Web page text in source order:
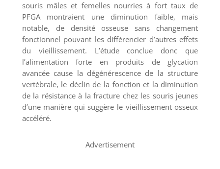
souris mâles et femelles nourries à fort taux de
PFGA montraient une diminution faible, mais
notable, de densité osseuse sans changement
fonctionnel pouvant les différencier d’autres effets
du vieillissement. L’étude conclue donc que
l’alimentation forte en produits de glycation
avancée cause la dégénérescence de la structure
vertébrale, le déclin de la fonction et la diminution
de la résistance à la fracture chez les souris jeunes
d’une manière qui suggère le vieillissement osseux
accéléré.
Advertisement